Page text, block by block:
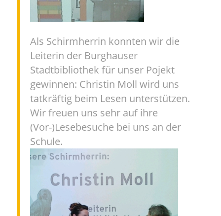
Als Schirmherrin konnten wir die
Leiterin der Burghauser
Stadtbibliothek für unser Pojekt
gewinnen: Christin Moll wird uns
tatkräftig beim Lesen unterstützen.
Wir freuen uns sehr auf ihre
(Vor-)Lesebesuche bei uns an der
Schule.